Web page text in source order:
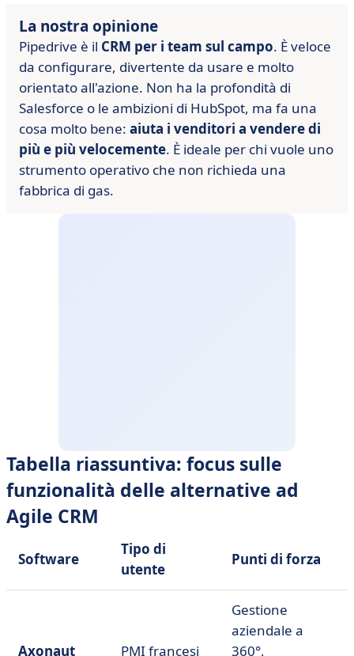
La nostra opinione
Pipedrive è il CRM per i team sul campo. È veloce
da configurare, divertente da usare e molto
orientato all'azione. Non ha la profondità di
Salesforce o le ambizioni di HubSpot, ma fa una
cosa molto bene: aiuta i venditori a vendere di
più e più velocemente. È ideale per chi vuole uno
strumento operativo che non richieda una
fabbrica di gas.
Tabella riassuntiva: focus sulle
funzionalità delle alternative ad
Agile CRM
Software
Tipo di
utente
Punti di forza
Axonaut PMI francesi
Gestione
aziendale a
360°,